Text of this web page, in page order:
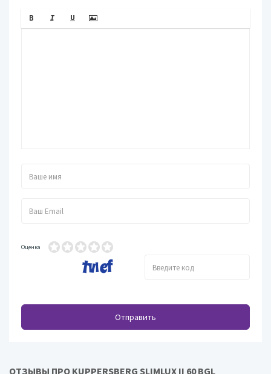
Оценка
Отправить
ОТЗЫВЫ ПРО KUPPERSBERG SLIMLUX II 60 BGL